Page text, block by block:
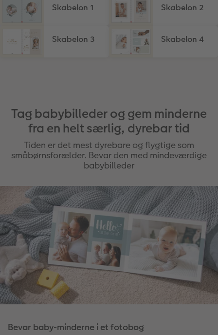
Skabelon 1 Skabelon 2
Skabelon 3 Skabelon 4
Tag babybilleder og gem minderne
fra en helt særlig, dyrebar tid
Tiden er det mest dyrebare og flygtige som
småbørnsforælder. Bevar den med mindeværdige
babybilleder
Bevar baby-minderne i et fotobog